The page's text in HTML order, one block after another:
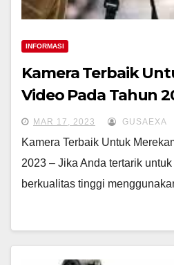
INFORMASI
Kamera Terbaik
Video Pada Tahun
MAR 17, 2023 GUSAEXA
Kamera Terbaik Untuk
2023 – Jika Anda tertarik
berkualitas tinggi